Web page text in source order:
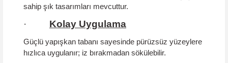
sahip şık tasarımları mevcuttur.
· Kolay Uygulama
Güçlü yapışkan tabanı sayesinde pürüzsüz yüzeylere
hızlıca uygulanır; iz bırakmadan sökülebilir.